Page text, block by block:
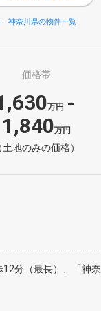
神奈川県の物件一覧
価格帯
万円 -
1,840万円
土地のみの価格）
分（最長）、「神